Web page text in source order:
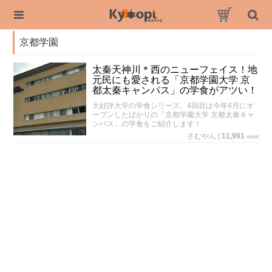
京都学園
太秦天神川＊西のニューフェイス！地
元民にも愛される「京都学園大学 京
都太秦キャンパス」の学食がアツい！
大好評大学の学食シリーズ。4回目は今年4月にオ
ープンしたばかりの「京都学園大学 京都太秦キャ
ンパス」の学食をご紹介します！
さむやん
11,991 view